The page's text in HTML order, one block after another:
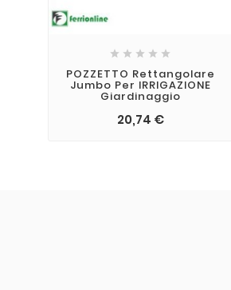
    
POZZETTO Rettangolare
Jumbo Per IRRIGAZIONE
Giardinaggio
20,74 €